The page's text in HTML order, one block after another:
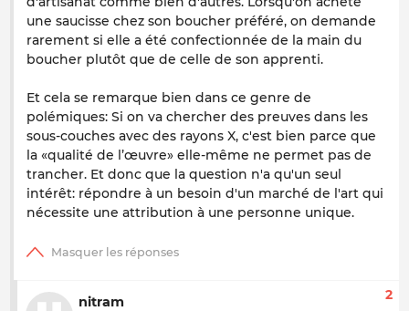
une saucisse chez son boucher préféré, on demande
rarement si elle a été confectionnée de la main du
boucher plutôt que de celle de son apprenti.
Et cela se remarque bien dans ce genre de
polémiques: Si on va chercher des preuves dans les
sous-couches avec des rayons X, c'est bien parce que
la «qualité de l’œuvre» elle-même ne permet pas de
trancher. Et donc que la question n'a qu'un seul
intérêt: répondre à un besoin d'un marché de l'art qui
nécessite une attribution à une personne unique.
nitram 2